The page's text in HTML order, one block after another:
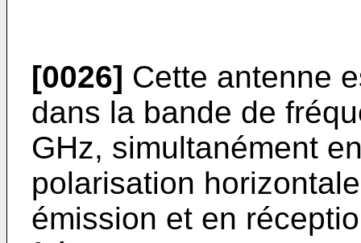
[0026] Cette antenne
dans la bande de
GHz, simultanément
polarisation
émission et en